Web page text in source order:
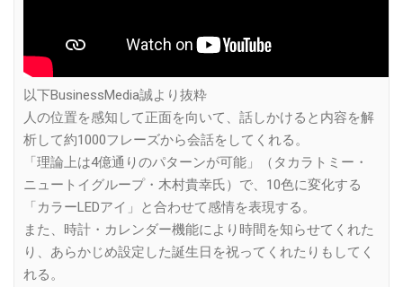
以下BusinessMedia誠より抜粋
人の位置を感知して正面を向いて、話しかけると内容を解
析して約1000フレーズから会話をしてくれる。
「理論上は4億通りのパターンが可能」（タカラトミー・
ニュートイグループ・木村貴幸氏）で、10色に変化する
「カラーLEDアイ」と合わせて感情を表現する。
また、時計・カレンダー機能により時間を知らせてくれた
り、あらかじめ設定した誕生日を祝ってくれたりもしてく
れる。